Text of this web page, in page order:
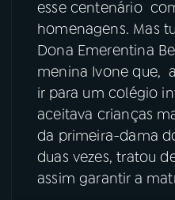
esse centenário
homenagens. Mas
Dona Emerentina
menina Ivone que,
ir para um colégio
aceitava crianças
da primeira-dama
duas vezes, tratou
assim garantir a